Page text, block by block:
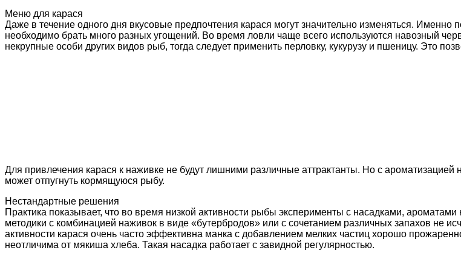
Меню для карася
Даже в течение одного дня вкусовые предпочтения карася могут значительно изменяться.
необходимо брать много разных угощений. Во время ловли чаще всего используются навозный
некрупные особи других видов рыб, тогда следует применить перловку, кукурузу и пшеницу. Это
Для привлечения карася к наживке не будут лишними различные аттрактанты. Но с
может отпугнуть кормящуюся рыбу.
Нестандартные решения
Практика показывает, что во время низкой активности рыбы эксперименты с насадками,
методики с комбинацией наживок в виде «бутербродов» или с сочетанием различных запахов не
активности карася очень часто эффективна манка с добавлением мелких частиц хорошо
неотличима от мякиша хлеба. Такая насадка работает с завидной регулярностью.